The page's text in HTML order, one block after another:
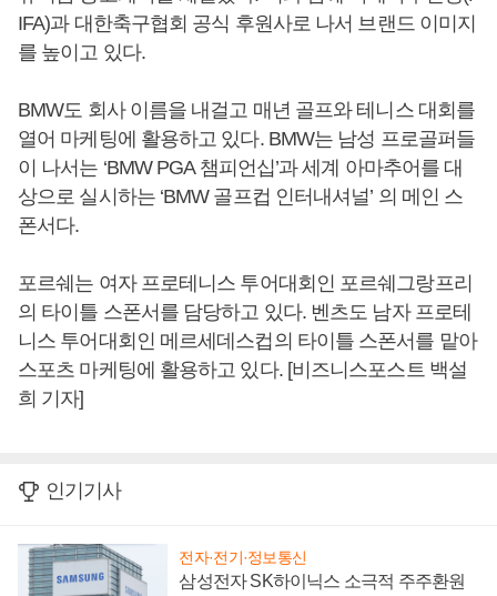
IFA)과 대한축구협회 공식 후원사로 나서 브랜드 이미지
를 높이고 있다.
BMW도 회사 이름을 내걸고 매년 골프와 테니스 대회를
열어 마케팅에 활용하고 있다. BMW는 남성 프로골퍼들
이 나서는 ‘BMW PGA 챔피언십’과 세계 아마추어를 대
상으로 실시하는 ‘BMW 골프컵 인터내셔널’ 의 메인 스
폰서다.
포르쉐는 여자 프로테니스 투어대회인 포르쉐그랑프리
의 타이틀 스폰서를 담당하고 있다. 벤츠도 남자 프로테
니스 투어대회인 메르세데스컵의 타이틀 스폰서를 맡아
스포츠 마케팅에 활용하고 있다. [비즈니스포스트 백설
희 기자]
인기기사
전자·전기·정보통신
삼성전자 SK하이닉스 소극적 주주환원